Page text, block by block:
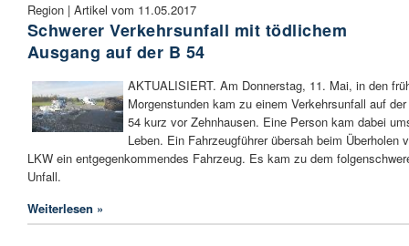
Region | Artikel vom 11.05.2017
Schwerer Verkehrsunfall mit tödlichem
Ausgang auf der B 54
AKTUALISIERT. Am Donnerstag, 11. Mai, in den
Morgenstunden kam zu einem Verkehrsunfall auf
54 kurz vor Zehnhausen. Eine Person kam dabei
Leben. Ein Fahrzeugführer übersah beim Überholen
LKW ein entgegenkommendes Fahrzeug. Es kam zu dem
Unfall.
Weiterlesen »